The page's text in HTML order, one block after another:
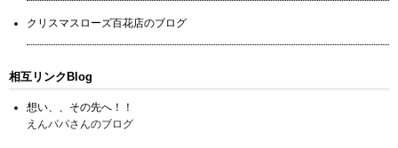
クリスマスローズ百花店のブログ
相互リンクBlog
想い、、その先へ！！
えんパパさんのブログ